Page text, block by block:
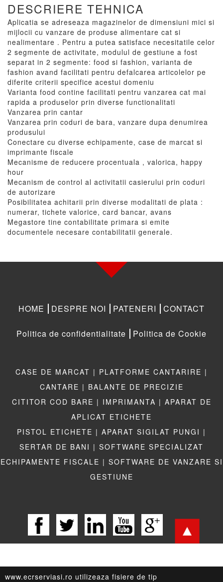
DESCRIERE TEHNICA
Aplicatia se adreseaza magazinelor de dimensiuni mici si
mijlocii cu vanzare de produse alimentare cat si
nealimentare . Pentru a putea satisface necesitatile celor
2 segmente de activitate, modulul de gestiune a fost
separat in 2 segmente: food si fashion, varianta de
fashion avand facilitati pentru defalcarea articolelor pe
diferite criterii specifice acestui domeniu
Varianta food contine facilitati pentru vanzarea cat mai
rapida a produselor prin diverse functionalitati
Vanzarea prin cantar
Vanzarea prin coduri de bara, vanzare dupa denumirea
produsului
Conectare cu diverse echipamente, case de marcat si
imprimante fiscale
Mecanisme de reducere procentuala , valorica, happy
hour
Mecanism de control al activitatii casierului prin coduri
de autorizare
Posibilitatea achitarii prin diverse modalitati de plata :
numerar, tichete valorice, card bancar, avans
Megastore tine contabilitate primara si emite
documentele necesare contabilitatii generale.
HOME DESPRE NOI PATENERI CONTACT
Politica de confidentialitate Politica de Cookie
CASE DE MARCAT | PLATFORME CANTARIRE |
CANTARE | BALANTE DE PRECIZIE
CITITOR COD BARE | IMPRIMANTA | APARAT DE
APLICAT ETICHETE
PISTOL ETICHETE | APARAT SIGILAT PUNGI |
SERTAR DE BANI | SOFTWARE SPECIALIZAT
ECHIPAMENTE FISCALE | SOFTWARE DE VANZARE SI
GESTIUNE
www.ecrserviasi.ro utilizeaza fisiere de tip